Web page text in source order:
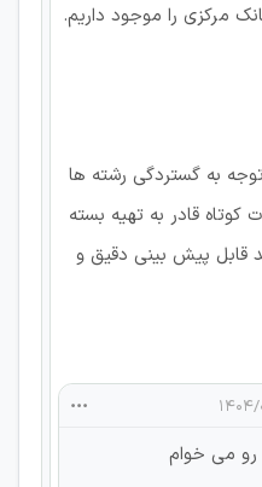
مرکزی را موجود داریم.
به گستردگی رشته ها
قادر به تهیه بسته
قابل پیش بینی دقیق و
رو می خوام